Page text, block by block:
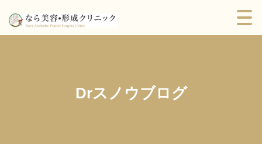
Drスノウブログ